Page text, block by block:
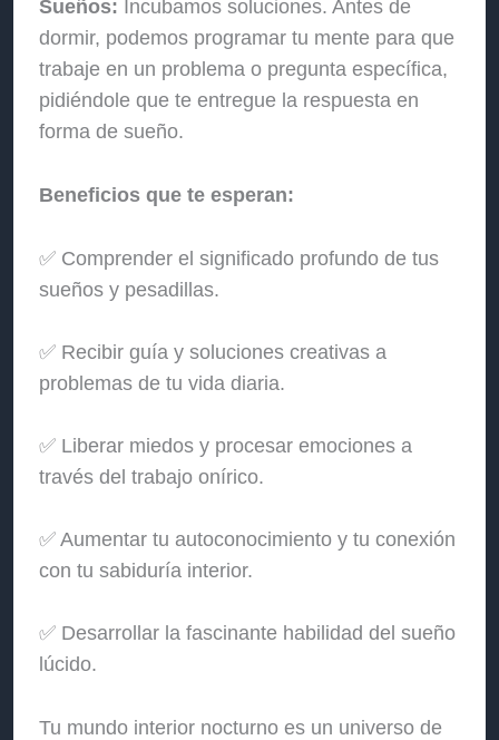
Sueños: Incubamos soluciones. Antes de
dormir, podemos programar tu mente para que
trabaje en un problema o pregunta específica,
pidiéndole que te entregue la respuesta en
forma de sueño.
Beneficios que te esperan:
✅ Comprender el significado profundo de tus
sueños y pesadillas.
✅ Recibir guía y soluciones creativas a
problemas de tu vida diaria.
✅ Liberar miedos y procesar emociones a
través del trabajo onírico.
✅ Aumentar tu autoconocimiento y tu conexión
con tu sabiduría interior.
✅ Desarrollar la fascinante habilidad del sueño
lúcido.
Tu mundo interior nocturno es un universo de